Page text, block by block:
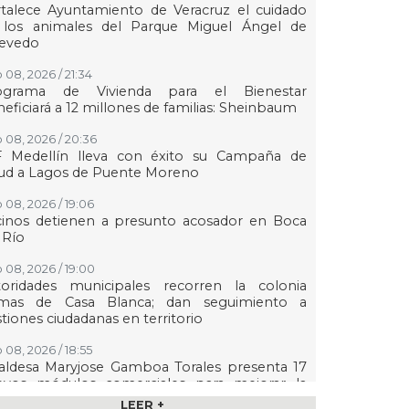
Ayuntamiento de Veracruz el cuidado
animales del Parque Miguel Ángel de
08, 2026 / 21:34
de Vivienda para el Bienestar
a 12 millones de familias: Sheinbaum
08, 2026 / 20:36
Medellín lleva con éxito su Campaña de
a Lagos de Puente Moreno
08, 2026 / 19:06
detienen a presunto acosador en Boca
08, 2026 / 19:00
municipales recorren la colonia
de Casa Blanca; dan seguimiento a
ciudadanas en territorio
08, 2026 / 18:55
Maryjose Gamboa Torales presenta 17
módulos comerciales para mejorar la
de las playas e impulsar la economía de
LEER +